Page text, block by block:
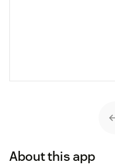
About this app